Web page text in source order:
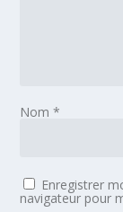
Nom*
Enregistrer
navigateur pour